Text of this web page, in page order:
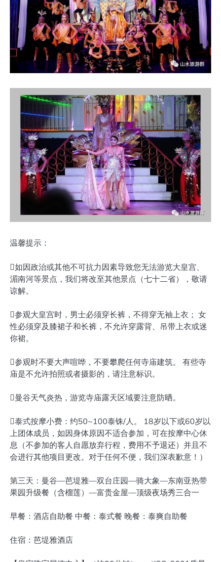
温馨提示：
如因政治或其他不可抗力因素导致您无法游览大皇宫、
湄南河等景点，我们将改至其他景点（七十二省），敬请
谅解。
参观大皇宫时，男士必须穿长裤，不得穿无袖上衣； 女
性必须穿及膝裙子和长裤，不允许穿露背、吊带上衣或迷
你裙。
参观时不要大声喧哗，不要攀爬任何寺庙建筑。 有些寺
庙是不允许拍照或者摄影的，请注意标识。
曼谷天气炎热，游览寺庙露天区域要注意防晒。
泰式按摩小费：约50~100泰铢/人。 18岁以下或60岁以
上团体成员，如因身体原因不适合参加，可在按摩中心休
息（不参加的客人自愿放弃行程，费用不予退还）并且不
会进行其他项目更改。对于任何不便，我们深表歉意！）
第三天：曼谷—芭堤雅—双台庄园—骑大象—东南亚热带
果园升级餐（含榴莲）—富贵金屋—顶级夜场秀三合一
早餐：酒店自助餐 中餐：泰式餐 晚餐：泰爽自助餐
住宿：芭堤雅酒店